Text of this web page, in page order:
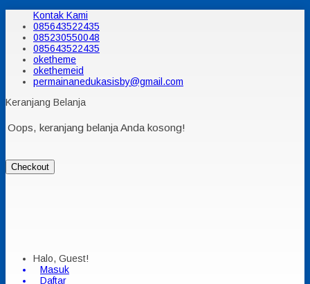
Kontak Kami
085643522435
085230550048
085643522435
oketheme
okethemeid
permainanedukasisby@gmail.com
Keranjang Belanja
Oops, keranjang belanja Anda kosong!
Checkout
Halo, Guest!
Masuk
Daftar